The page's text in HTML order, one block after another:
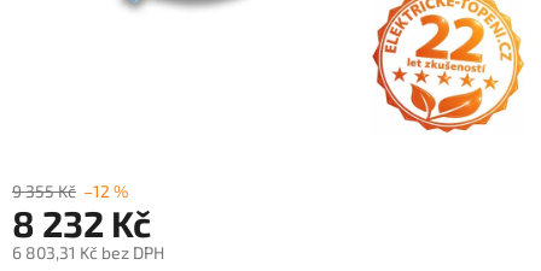
9 355 Kč –12 %
8 232 Kč
6 803,31 Kč bez DPH